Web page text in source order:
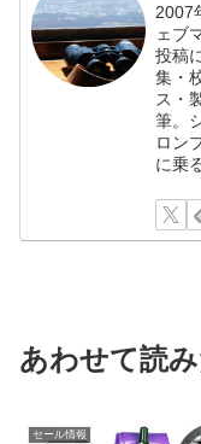
2007
ェブ
投稿
集・
ス・
筆。
ロン
に乗
あわせて読
セール情報